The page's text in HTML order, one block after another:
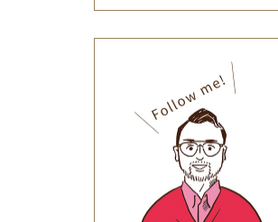
(32)
2025年9月(30)
2025年8月(31)
2025年7月(37)
2025年6月(48)
2025年5月
(41)